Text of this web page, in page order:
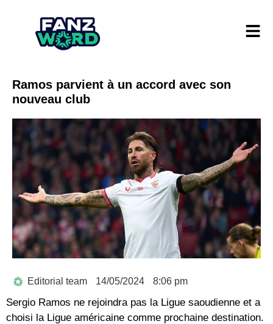
Ramos parvient à un accord avec son
nouveau club
Editorial team 14/05/2024 8:06 pm
Sergio Ramos ne rejoindra pas la Ligue saoudienne et a
choisi la Ligue américaine comme prochaine destination.